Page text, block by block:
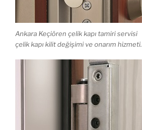
Ankara Keçiören çelik kapı tamiri servisi
çelik kapı kilit değişimi ve onarım hizmeti.